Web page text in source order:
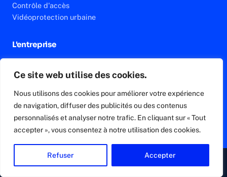
Ce site web utilise des cookies.
Nous utilisons des cookies pour améliorer votre expérience
de navigation, diffuser des publicités ou des contenus
personnalisés et analyser notre trafic. En cliquant sur « Tout
accepter », vous consentez à notre utilisation des cookies.
Refuser Accepter
Contrôle d'accès
Vidéoprotection urbaine
L'entreprise
Études de cas
Contact & devis
Nous contacter
04 78 38 31 25
contact@connex-it.fr
4 Rue des Frères Lumière,